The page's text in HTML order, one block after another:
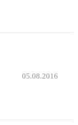
05.08.2016